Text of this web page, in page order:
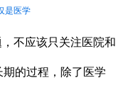
是医学
不应该只关注医院和
的过程，除了医学